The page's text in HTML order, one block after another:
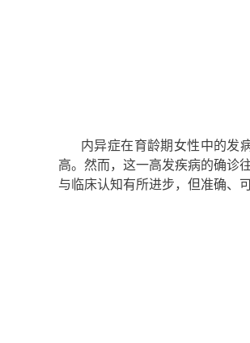
内异症在育龄期女性中的发
高。然而，这一高发疾病的确诊
与临床认知有所进步，但准确、